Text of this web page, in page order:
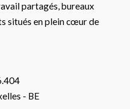
partagés, bureaux
situés en plein cœur de
- BE